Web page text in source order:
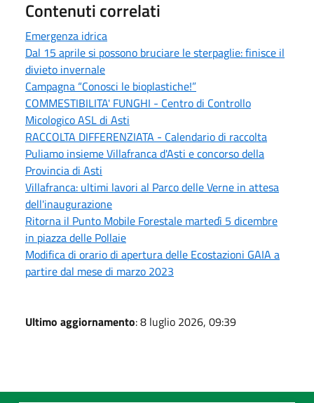
Contenuti correlati
Emergenza idrica
Dal 15 aprile si possono bruciare le sterpaglie: finisce il
divieto invernale
Campagna “Conosci le bioplastiche!”
COMMESTIBILITA' FUNGHI - Centro di Controllo
Micologico ASL di Asti
RACCOLTA DIFFERENZIATA - Calendario di raccolta
Puliamo insieme Villafranca d'Asti e concorso della
Provincia di Asti
Villafranca: ultimi lavori al Parco delle Verne in attesa
dell'inaugurazione
Ritorna il Punto Mobile Forestale martedì 5 dicembre
in piazza delle Pollaie
Modifica di orario di apertura delle Ecostazioni GAIA a
partire dal mese di marzo 2023
Ultimo aggiornamento: 8 luglio 2026, 09:39